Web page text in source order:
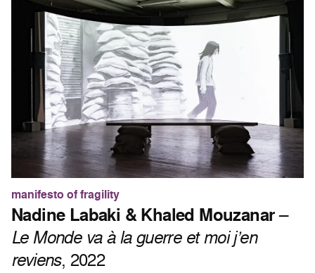
manifesto of fragility
Nadine Labaki & Khaled Mouzanar–
Le Monde va à la guerre et moi j’en
reviens, 2022